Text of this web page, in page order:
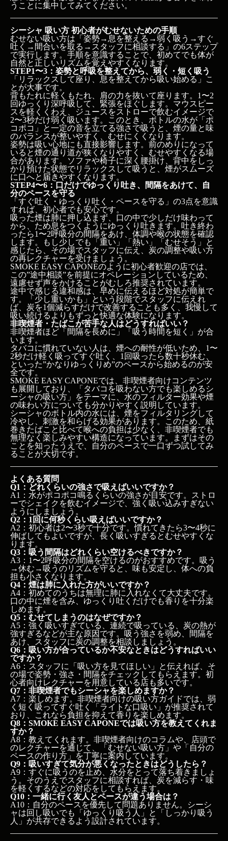
うことに集中してみてください。
シーシャ 吸い方 初心者がむせないための手順
むせない吸い方は「姿勢→息を整える→弱く吸う→すぐ
吐く→間合いを取る→スタッフに相談する」の6ステップ
で実行します。手順を意識することで、初めてでも体が
自然と正しいリズムを覚えやすくなります。
STEP1〜3：姿勢と呼吸を整えてから、弱く・短く吸う
「リラックスして座り、息を整えてから吸い始める」こ
とが大事です。
背もたれに軽くもたれ、肩の力を抜いて座ります。1〜2
回ゆっくり深呼吸して、緊張をほぐします。マウスピー
スを軽くくわえ、ジュースをストローで飲むイメージで
2〜3秒だけ弱く吸います。このとき、ボトルの水が「ポ
コポコ」と一定の音を立てる強さで吸うと、煙の量と味
のバランスが整いやすく、むせにくくなります。
姿勢は吸い心地にも直接影響します。前のめりになって
いると煙の通り道が狭くなりやすく、むせやすくなる場
合があります。ソファや椅子に深く腰掛け、背中をしっ
かり預けた状態でリラックスして吸うと、煙がスムーズ
に口へと届きやすくなります。
STEP4〜6：口だけでゆっくり吐き、間隔をあけて、自
分のペースを守る
「すぐ吐く・ゆっくり吐く・ペースを守る」の3点を意識
すれば、初心者でも安心です。
吸った煙は肺に押し込まず、口の中で少しだけ味わって
から、ため息をつくようにゆっくり吐きます。吐き終わ
ったら1〜2呼吸分の間隔をあけ、体調や喉の状態を確認
します。もし少しでも「重い」「熱い」「むせそう」と
感じたら、その場でスタッフに伝え、炭の調整や吸い方
の再レクチャーを受けましょう。
SMOKE EASY CAPONEのように初心者歓迎の店では、
この”途中相談”を前提にオペレーションしているため、
遠慮せず声をかけることがむしろ推奨されています。
途中で感じる違和感は、早めに伝えるほど対処が簡単で
す。「少し重いかも」という段階でスタッフに伝えれ
ば、炭を1個減らすだけで改善することも多く、我慢して
吸い続けるよりもずっと快適な体験になります。
非喫煙者・たばこが苦手な人はどうすればいい？
非喫煙者ほど「間隔を長めに」「吸う時間を短く」が合
います。
タバコに慣れていない人は、煙への耐性が低いため、1〜
2秒だけ軽く吸ってすぐ吐く、1回吸ったら数十秒休む、
といった”かなりゆっくりめ”のペースから始めるのが安
全です。
SMOKE EASY CAPONEでは、非喫煙者向けコンテンツ
も展開しており、「タバコを吸わない方でも楽しめるシ
ーシャの吸い方」をテーマに、水のフィルター効果や煙
の味わい方についても分かりやすく説明しています。
シーシャのボトル内の水には、煙をフィルタリングして
冷やし、刺激を和らげる効果があります。このため、紙
巻きたばこと比べて喉への負担は少なく、非喫煙者でも
無理なく楽しみやすい構造になっています。まずはその
ことを知ったうえで、自分のペースで一口ずつ試してみ
ることが大切です。
よくある質問
Q1：どれくらいの強さで吸えばいいですか？
A1：水がポコポコ鳴るくらいの強さが目安です。ストロ
ーでシェイクを飲むイメージで、強く吸い込みすぎない
ようにしましょう。
Q2：1回に何秒くらい吸えばいいですか？
A2：初心者は2〜3秒で十分です。慣れてきたら3〜4秒に
伸ばしてもよいですが、長く吸いすぎるとむせやすくな
ります。
Q3：吸う間隔はどれくらい空けるべきですか？
A3：1〜2呼吸分の間隔を空けるのがおすすめです。吸う
→休む→吸うのリズムを守ると、味も安定し、体への負
担も小さくなります。
Q4：煙は肺に入れた方がいいですか？
A4：初めてのうちは無理に肺に入れなくて大丈夫です。
口の中に煙を含み、ゆっくり吐くだけでも香りを十分楽
しめます。
Q5：むせてしまうのはなぜですか？
A5：強く吸いすぎている、連続で吸っている、炭の熱が
強すぎるなどが主な原因です。吸う強さを弱め、間隔を
あけ、スタッフに炭の調整を相談しましょう。
Q6：吸い方が合っているか不安なときはどうすればいい
ですか？
A6：スタッフに「吸い方を見てほしい」と伝えれば、そ
の場で姿勢・強さ・間隔をチェックしてもらえます。初
心者向けレクチャーを用意している店も多いです。
Q7：非喫煙者でもシーシャを楽しめますか？
A7：楽しめます。非喫煙者向けの吸い方ガイドでは、弱
く短く吸ってすぐ吐く「ライトな口吸い」が推奨されて
おり、これなら負担を抑えて香りを楽しめます。
Q8：SMOKE EASY CAPONEでは吸い方を教えてくれま
すか？
A8：教えてくれます。非喫煙者向けのコラムや、店頭で
のレクチャーを通じて、「むせない吸い方」や「自分の
ペースの作り方」を丁寧に案内しています。
Q9：吸いすぎて気分が悪くなったときはどうしたら？
A9：すぐに吸うのを止め、水分をとって落ち着きましょ
う。そのうえでスタッフに相談すれば、炭を減らす・味
を軽くするなどの対応をしてもらえます。
Q10：一緒に行く友人とペースが違う場合は？
A10：自分のペースを優先して問題ありません。シーシ
ャは回し吸いでも「ゆっくり吸う人」と「しっかり吸う
人」が共存できるよう設計されています。
て、自分のペースを守る
非喫煙者・たばこが苦手な人はどうすればいい？
よくある質問
Q1：どれくらいの強さで吸えばいいですか？
Q2：1回に何秒くらい吸えばいいですか？
Q3：吸う間隔はどれくらい空けるべきですか？
Q4：煙は肺に入れた方がいいですか？
Q5：むせてしまうのはなぜですか？
Q6：吸い方が合っているか不安なときはどうすれば
いいですか？
Q7：非喫煙者でもシーシャを楽しめますか？
Q8：SMOKE EASY CAPONEでは吸い方を教えてく
れますか？
Q9：吸いすぎて気分が悪くなったときはどうした
ら？
Q10：一緒に行く友人とペースが違う場合は？
まとめ